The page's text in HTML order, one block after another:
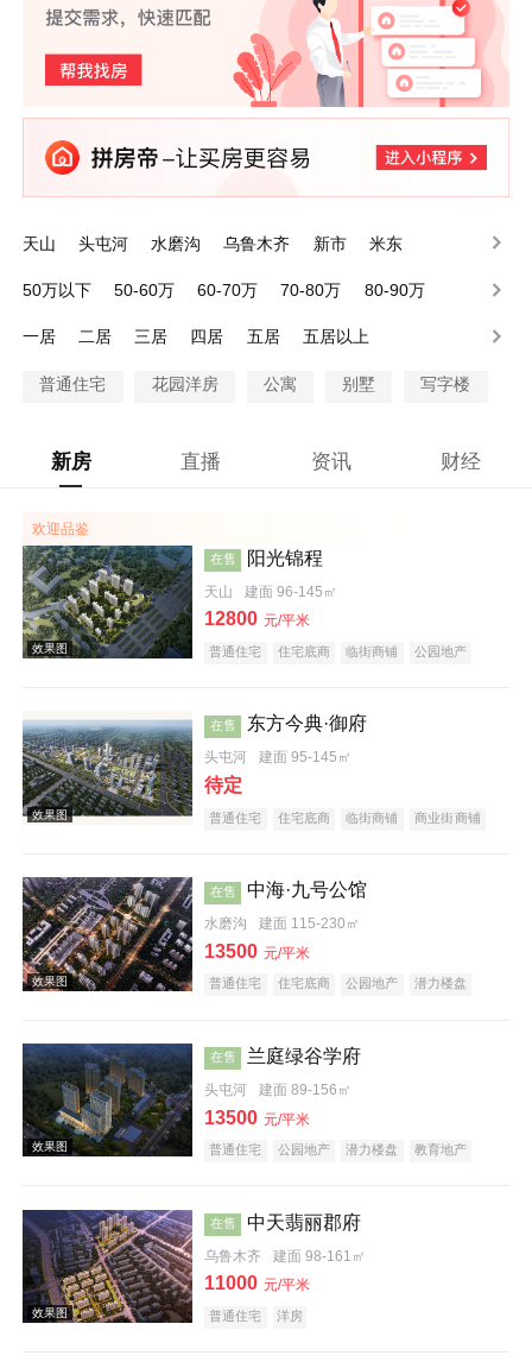
天山 头屯河 水磨沟 乌鲁木齐 新市
米东
50万以下
50-60万 60-70万 70-80万
80-90万
一居
二居 三居 四居 五居 五居以上
普通住宅 花园洋房 公寓 别墅 写字楼
新房 直播 资讯 财经
欢迎品鉴
效果图
在售 阳光锦程
天山 建面 96-145㎡
12800 元/平米
普通住宅 住宅底商 临街商铺
公园地产
效果图
在售 东方今典·御府
头屯河 建面 95-145㎡
待定
普通住宅 住宅底商 临街商铺
商业街商铺
在售 中海·九号公馆
水磨沟 建面 115-230㎡
13500 元/平米
普通住宅 住宅底商 公园地产 潜力楼盘
在售 兰庭绿谷学府
头屯河 建面 89-156㎡
13500 元/平米
普通住宅 公园地产 潜力楼盘 教育地产
在售 中天翡丽郡府
乌鲁木齐 建面 98-161㎡
11000 元/平米
普通住宅 洋房